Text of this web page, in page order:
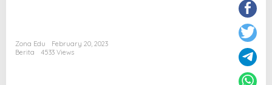
Zona Edu
February 20, 2023
Berita
4533 Views